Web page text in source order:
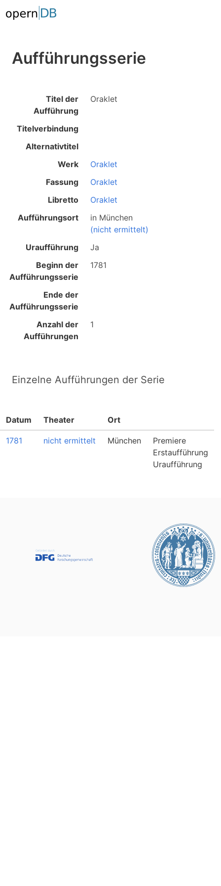
Aufführungsserie
Titel der
Aufführung
Oraklet
Titelverbindung
Alternativtitel
Werk
Oraklet
Fassung
Oraklet
Libretto
Oraklet
Aufführungsort
in München
(nicht ermittelt)
Uraufführung
Ja
Beginn der
Aufführungsserie
1781
Ende der
Aufführungsserie
Anzahl der
Aufführungen
1
Einzelne Aufführungen der Serie
Datum Theater Ort
1781 nicht ermittelt München
Premiere
Erstaufführung
Uraufführung